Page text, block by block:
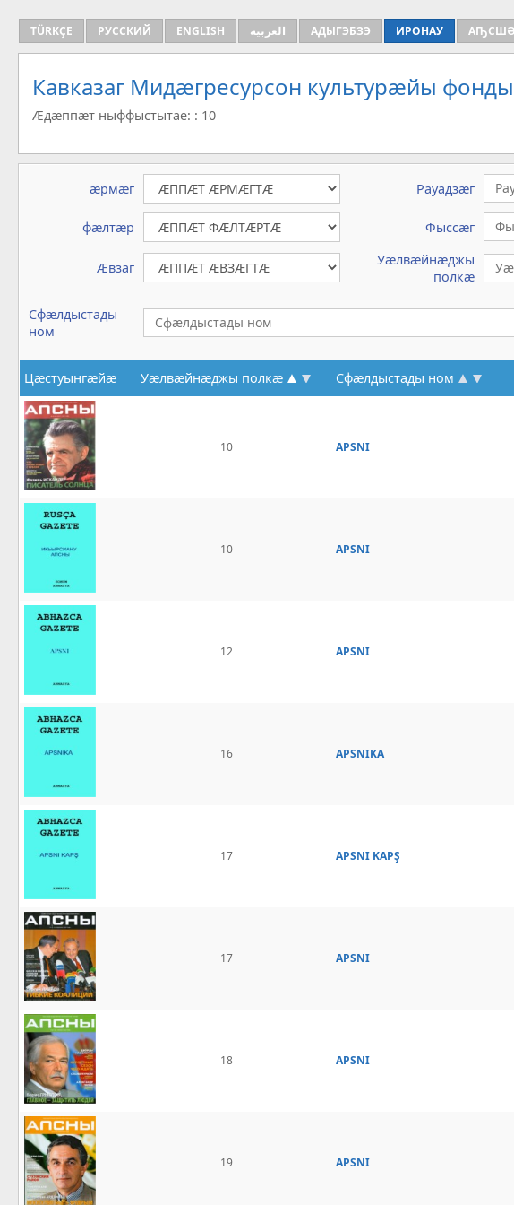
TÜRKÇE РУССКИЙ ENGLISH العربية АДЫГЭБЗЭ ИРОНАУ
Кавказаг Мидæгресурсон культурæйы
Æдæппæт ныффыстытае: : 10
æрмæг Рауадзæг
фæлтæр Фыссæг
Æвзаг
Уæлвæйнæджы
полкæ
Сфæлдыстады
ном
Цæстуынгæйæ Уæлвæйнæджы полкæ Сфæлдыстады ном
10 APSNI
10 APSNI
12 APSNI
16 APSNIKA
17 APSNI KAPŞ
17 APSNI
18 APSNI
19 APSNI